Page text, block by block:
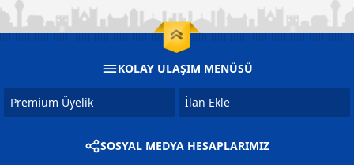
KOLAY ULAŞIM MENÜSÜ
Premium Üyelik İlan Ekle
SOSYAL MEDYA HESAPLARIMIZ